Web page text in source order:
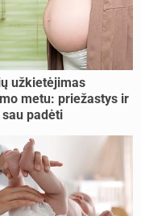
užkietėjimas
metu: priežastys ir
sau padėti